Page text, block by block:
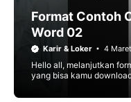
Format Contoh
Word 02
Karir & Loker 4
Hello all, melanjutkan
yang bisa kamu
.doc/word. Feel free to